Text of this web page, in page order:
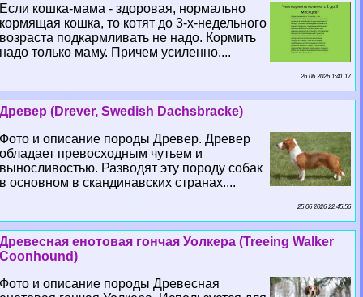
Если кошка-мама - здоровая, нормально
кормящая кошка, то котят до 3-х-недельного
возраста подкармливать не надо. Кормить
надо только маму. Причем усиленно....
26 06 2026 1:41:17
Древер (Drever, Swedish Dachsbracke)
Фото и описание породы Древер. Древер
обладает превосходным чутьем и
выносливостью. Разводят эту породу собак
в основном в скандинавских странах....
25 06 2026 22:45:56
Древесная енотовая гончая Уолкера (Treeing Walker
Coonhound)
Фото и описание породы Древесная